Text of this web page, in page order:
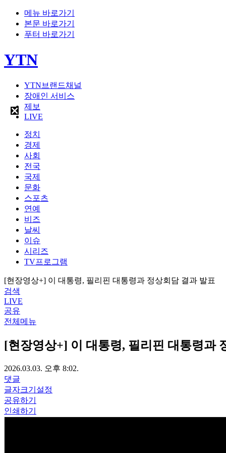
메뉴 바로가기
본문 바로가기
푸터 바로가기
YTN
YTN브랜드채널
장애인 서비스
제보
LIVE
정치
경제
사회
전국
국제
문화
스포츠
연예
비즈
날씨
이슈
시리즈
TV프로그램
[현장영상+] 이 대통령, 필리핀 대통령과 정상회담 결과 발표
검색
LIVE
공유
전체메뉴
[현장영상+] 이 대통령, 필리핀 대통령과
2026.03.03. 오후 8:02.
댓글
글자크기설정
공유하기
인쇄하기